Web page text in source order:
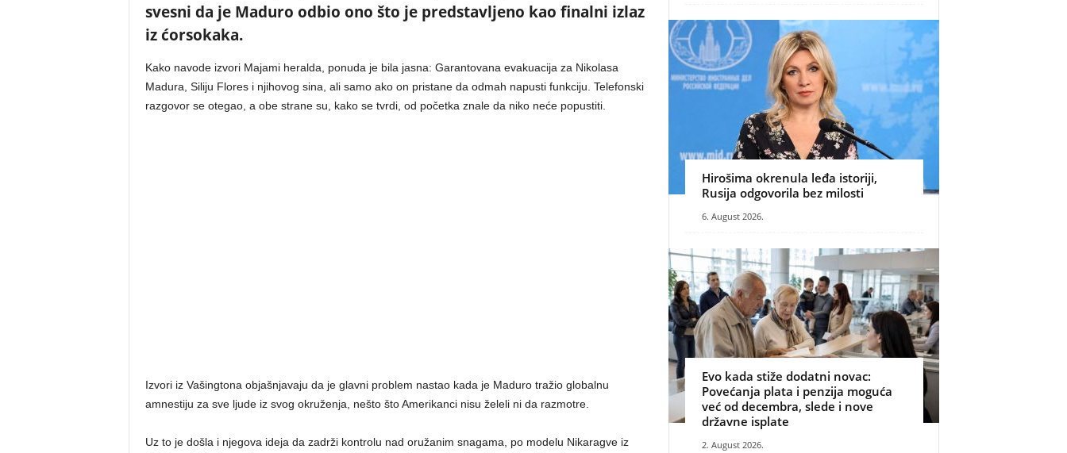
svesni da je Maduro odbio ono što je predstavljeno kao finalni izlaz
iz ćorsokaka.
Kako navode izvori Majami heralda, ponuda je bila jasna: Garantovana evakuacija za Nikolasa
Madura, Siliju Flores i njihovog sina, ali samo ako on pristane da odmah napusti funkciju. Telefonski
razgovor se otegao, a obe strane su, kako se tvrdi, od početka znale da niko neće popustiti.
Izvori iz Vašingtona objašnjavaju da je glavni problem nastao kada je Maduro tražio globalnu
amnestiju za sve ljude iz svog okruženja, nešto što Amerikanci nisu želeli ni da razmotre.
Uz to je došla i njegova ideja da zadrži kontrolu nad oružanim snagama, po modelu Nikaragve iz
Hirošima okrenula leđa istoriji,
Rusija odgovorila bez milosti
6. August 2026.
Evo kada stiže dodatni novac:
Povećanja plata i penzija moguća
već od decembra, slede i nove
državne isplate
2. August 2026.